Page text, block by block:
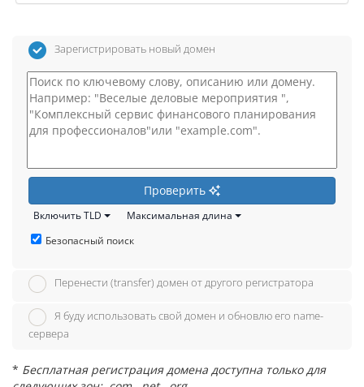
Зарегистрировать новый домен
Проверить
Включить TLD
Максимальная длина
Безопасный поиск
Перенести (transfer) домен от другого регистратора
Я буду использовать свой домен и обновлю его name-
сервера
* Бесплатная регистрация домена доступна только для